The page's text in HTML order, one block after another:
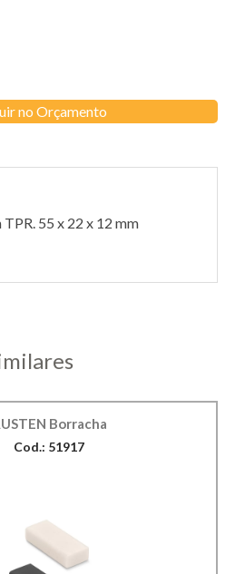
no Orçamento
55 x 22 x 12 mm
Borracha
Cod.: 51917